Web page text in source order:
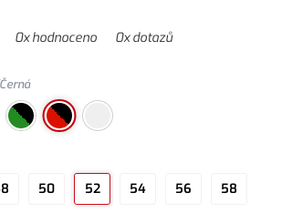
0x hodnoceno 0x dotazů
50 52 54 56 58